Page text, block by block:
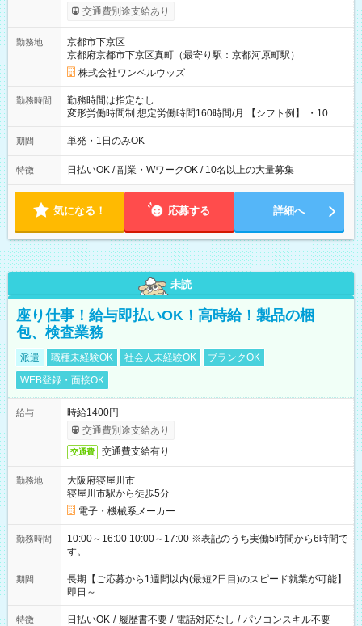
働いたその日に現金GET♪ お仕事後はコンビニATMから 日払
交通費別途支給あり
勤務地
京都市下京区
京都府京都市下京区真町（最寄り駅：京都河原町駅）
株式会社ワンベルウッズ
勤務時間
勤務時間は指定なし
変形労働時間制 想定労働時間160時間/月 【シフト例】 ・10：
00～20：00
期間 単発・1日のみOK
特徴 日払いOK / 副業・WワークOK / 10名以上の大量募集
気になる！ 応募する 詳細へ
未読
座り仕事！給与即払いOK！高時給！製品の梱
包、検査業務
派遣 職種未経験OK 社会人未経験OK
ブランクOK
WEB登録・面接OK
給与
時給1400円
交通費別途支給あり
交通費 交通費支給有り
勤務地
大阪府寝屋川市
寝屋川市駅から徒歩5分
電子・機械系メーカー
勤務時間
10:00～16:00 10:00～17:00 ※表記のうち実働5時間から6時間で
す。
期間
長期【ご応募から1週間以内(最短2日目)のスピード就業が可能】
即日～
特徴 日払いOK / 履歴書不要 / 電話対応なし / パソコンスキル不要